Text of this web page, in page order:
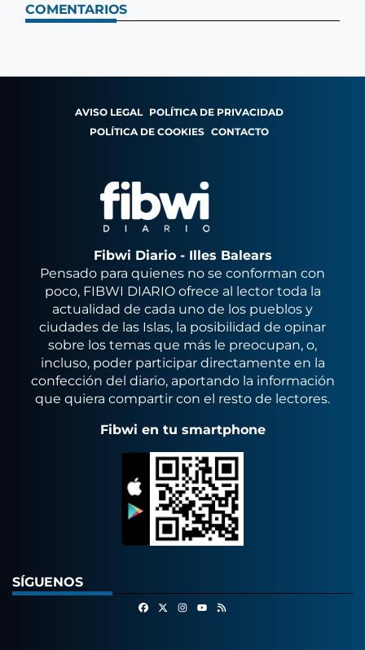
COMENTARIOS
AVISO LEGAL POLÍTICA DE PRIVACIDAD
POLÍTICA DE COOKIES CONTACTO
Fibwi Diario - Illes Balears
Pensado para quienes no se conforman con
poco, FIBWI DIARIO ofrece al lector toda la
actualidad de cada uno de los pueblos y
ciudades de las Islas, la posibilidad de opinar
sobre los temas que más le preocupan, o,
incluso, poder participar directamente en la
confección del diario, aportando la información
que quiera compartir con el resto de lectores.
Fibwi en tu smartphone
SÍGUENOS
FacebookInstagram